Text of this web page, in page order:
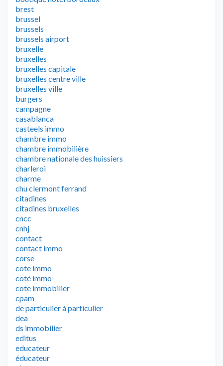
brest
brussel
brussels
brussels airport
bruxelle
bruxelles
bruxelles capitale
bruxelles centre ville
bruxelles ville
burgers
campagne
casablanca
casteels immo
chambre immo
chambre immobilière
chambre nationale des huissiers
charleroi
charme
chu clermont ferrand
citadines
citadines bruxelles
cncc
cnhj
contact
contact immo
corse
cote immo
coté immo
cote immobilier
cpam
de particulier à particulier
dea
ds immobilier
editus
educateur
éducateur